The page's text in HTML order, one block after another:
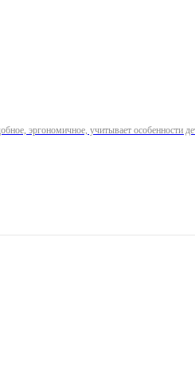
эргономичное, учитывает особенности